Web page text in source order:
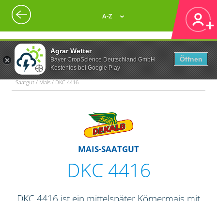
Agrar Wetter
Bayer CropScience Deutschland GmbH
Kostenlos bei Google Play
Öffnen
A-Z
Saatgut / Mais / DKC 4416
MAIS-SAATGUT
DKC 4416
DKC 4416 ist ein mittelspäter Körnermais mit